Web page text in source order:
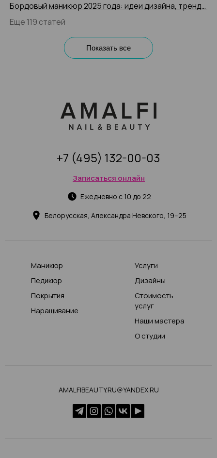
Бордовый маникюр 2025 года: идеи дизайна, тренды и новинки, 200+ фото
Еще 119 статей
Показать все
Белорусская, Александра Невского, 19–25
Ежедневно с 10 до 22
Записаться онлайн
+7 (495) 132-00-03
Маникюр
Педикюр
Покрытия
Наращивание
Услуги
Дизайны
Стоимость
услуг
Наши мастера
О студии
AMALFIBEAUTY.RU@YANDEX.RU